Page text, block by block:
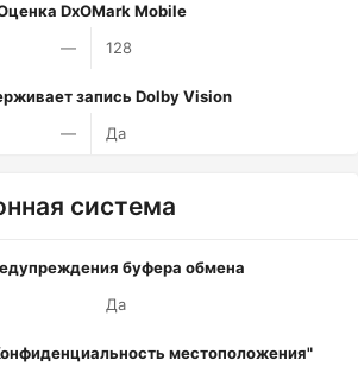
DxOMark Mobile
—
128
запись Dolby Vision
—
Да
система
буфера обмена
Да
местоположения"